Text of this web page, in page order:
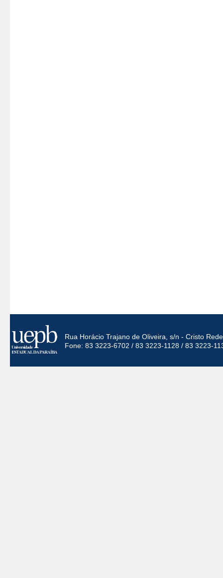
Rua Horácio Trajano de Oliveira, s/n - Cristo
Fone: 83 3223-6702 / 83 3223-1128 / 83 3223-